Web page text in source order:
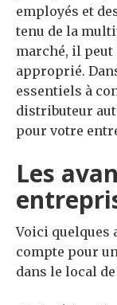
employés et
tenu de la
marché, il
approprié.
essentiels à
distributeur
pour votre
Les
Voici quelques
compte pour un
dans le local